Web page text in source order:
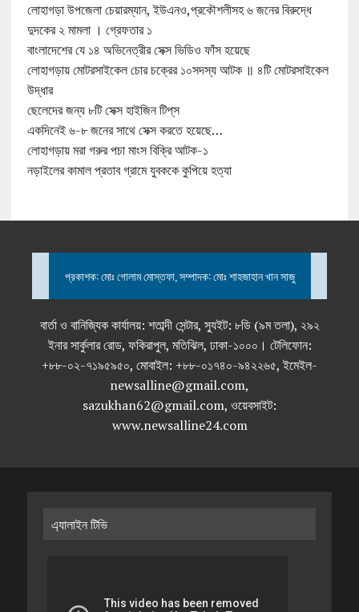
লোহাগড়া উপজেলা চেয়ারম্যান, ইউএনও,প্রকৌশলীসহ ৬ জনের বিরুদ্ধে
দুদকের ২ মামলা । গ্রেফতার ১
বাংলাদেশের যে ১৪ অভিনেত্রীর সেক্স ভিডিও ফাঁস হয়েছে
লোহাগড়ায় মোটরসাইকেল চোর চক্রের ১০সদস্য আটক ॥ ৪টি মোটরসাইকেল
উদ্ধার
ছেলেদের জন্য ৮টি সেক্স হাইজিন টিপ্‌স
একদিনেই ৬-৮ জনের সাথে সেক্স করতে হয়েছে…
লোহাগড়ায় মরা গরুর পচা মাংস বিক্রি আটক-১
নড়াইলের কামাল প্রতাব গ্রামে যুবককে কুপিয়ে হত্যা
প্রকাশক: মোঃ গোলাম মোস্তফা, সম্পাদক: মোঃ শাহজাহান খান সাজু
বার্তা ও বানিজ্যিক কার্যালয়: শতাব্দী সেন্টার, স্যুইট: ৮ডি (৯ম তলা), ২৯২
ইনার সার্কুলার রোড, ফকিরাপুল, মতিঝিল, ঢাকা-১০০০। টেলিফোন:
+৮৮-০২-৭১৯৫৯৫০, মোবাইল: +৮৮-০১৭৪০-৯৪২২৬৫, ইমেইল-
newsalline@gmail.com,
sazukhan62@gmail.com, ওয়েবসাইট:
www.newsalline24.com
এ্যালাইন টিভি